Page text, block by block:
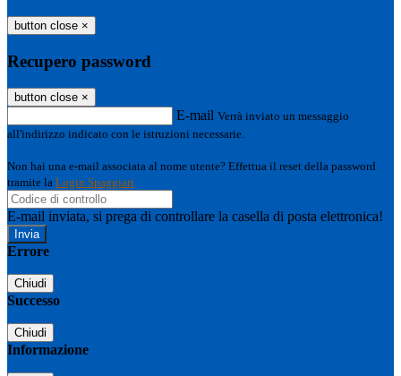
button close ×
Recupero password
button close ×
E-mail Verrà inviato un messaggio
all'indirizzo indicato con le istruzioni necessarie.
Non hai una e-mail associata al nome utente? Effettua il reset della password
tramite la Login Spaggiari
E-mail inviata, si prega di controllare la casella di posta elettronica!
Errore
Chiudi
Successo
Chiudi
Informazione